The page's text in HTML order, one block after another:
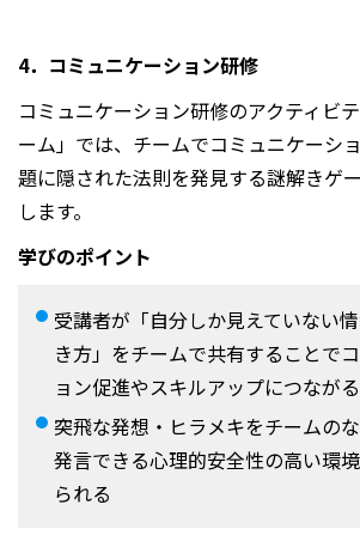
4．コミュニケーション研修
コミュニケーション研修のアクティビ
ーム」では、チームでコミュニケーシ
題に隠された法則を発見する謎解きゲ
します。
学びのポイント
受講者が「自分しか見えていない
き方」をチームで共有することで
ョン促進やスキルアップにつながる
突飛な発想・ヒラメキをチームの
発言できる心理的安全性の高い環
られる